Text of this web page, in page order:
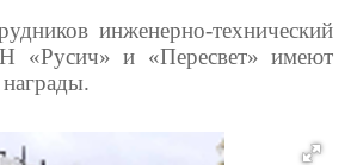
инженерно-технический
«Русич» и «Пересвет» имеют